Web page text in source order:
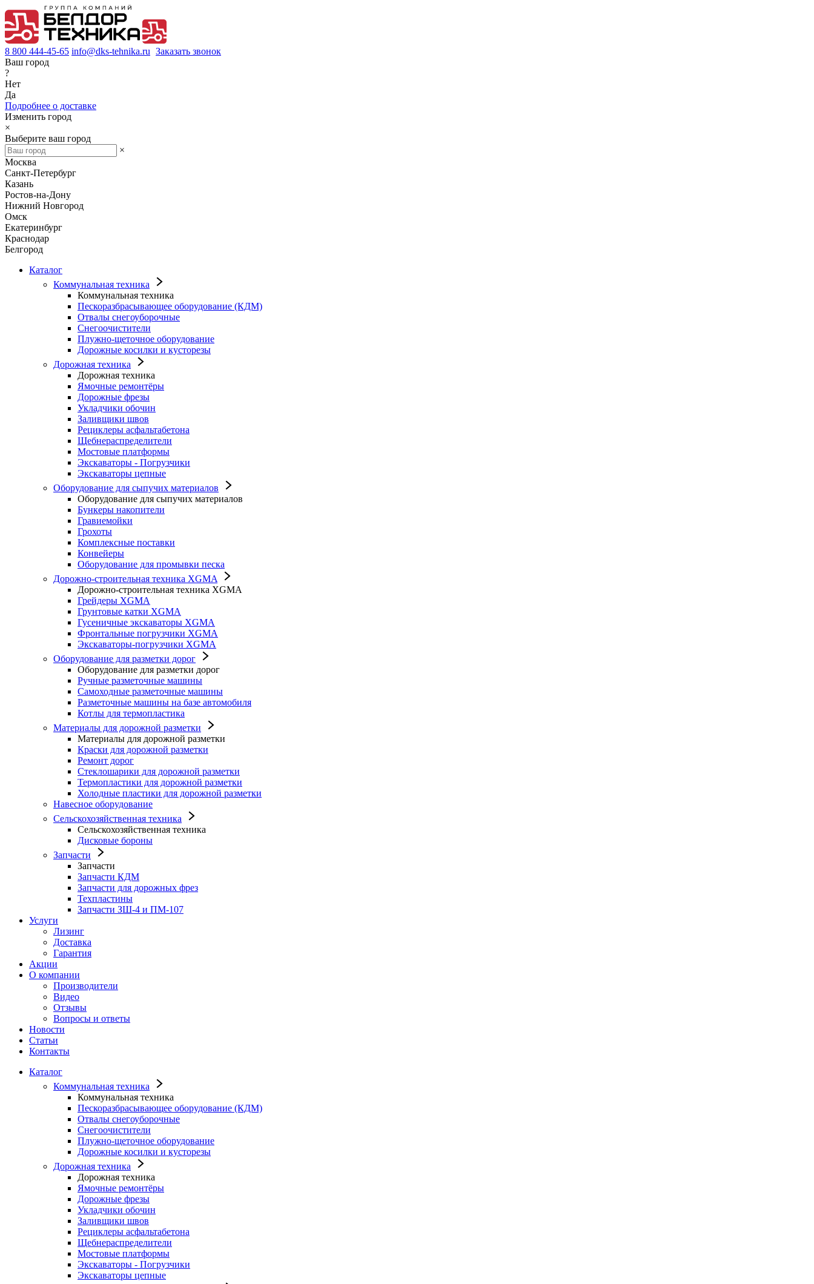
8 800 444-45-65 info@dks-tehnika.ru Заказать звонок
Ваш город
?
Нет
Да
Подробнее о доставке
Изменить город
×
Выберите ваш город
×
Москва
Санкт-Петербург
Казань
Ростов-на-Дону
Нижний Новгород
Омск
Екатеринбург
Краснодар
Белгород
Каталог
Коммунальная техника
Коммунальная техника
Пескоразбрасывающее оборудование (КДМ)
Отвалы снегоуборочные
Снегоочистители
Плужно-щеточное оборудование
Дорожные косилки и кусторезы
Дорожная техника
Дорожная техника
Ямочные ремонтёры
Дорожные фрезы
Укладчики обочин
Заливщики швов
Рециклеры асфальтабетона
Щебнераспределители
Мостовые платформы
Экскаваторы - Погрузчики
Экскаваторы цепные
Оборудование для сыпучих материалов
Оборудование для сыпучих материалов
Бункеры накопители
Гравиемойки
Грохоты
Комплексные поставки
Конвейеры
Оборудование для промывки песка
Дорожно-строительная техника XGMA
Дорожно-строительная техника XGMA
Грейдеры XGMA
Грунтовые катки XGMA
Гусеничные экскаваторы XGMA
Фронтальные погрузчики XGMA
Экскаваторы-погрузчики XGMA
Оборудование для разметки дорог
Оборудование для разметки дорог
Ручные разметочные машины
Самоходные разметочные машины
Разметочные машины на базе автомобиля
Котлы для термопластика
Материалы для дорожной разметки
Материалы для дорожной разметки
Краски для дорожной разметки
Ремонт дорог
Стеклошарики для дорожной разметки
Термопластики для дорожной разметки
Холодные пластики для дорожной разметки
Навесное оборудование
Сельскохозяйственная техника
Сельскохозяйственная техника
Дисковые бороны
Запчасти
Запчасти
Запчасти КДМ
Запчасти для дорожных фрез
Техпластины
Запчасти ЗШ-4 и ПМ-107
Услуги
Лизинг
Доставка
Гарантия
Акции
О компании
Производители
Видео
Отзывы
Вопросы и ответы
Новости
Статьи
Контакты
Каталог
Коммунальная техника
Коммунальная техника
Пескоразбрасывающее оборудование (КДМ)
Отвалы снегоуборочные
Снегоочистители
Плужно-щеточное оборудование
Дорожные косилки и кусторезы
Дорожная техника
Дорожная техника
Ямочные ремонтёры
Дорожные фрезы
Укладчики обочин
Заливщики швов
Рециклеры асфальтабетона
Щебнераспределители
Мостовые платформы
Экскаваторы - Погрузчики
Экскаваторы цепные